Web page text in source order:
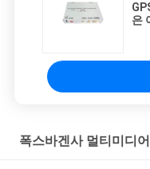
은
폭스바겐사 멀티미디